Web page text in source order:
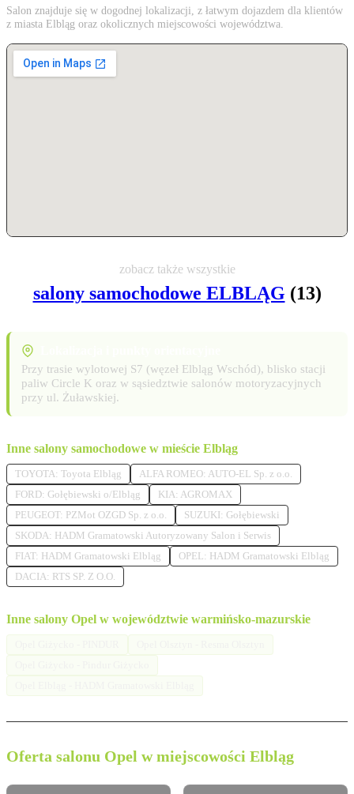
Salon znajduje się w dogodnej lokalizacji, z łatwym dojazdem dla klientów
z miasta Elbląg oraz okolicznych miejscowości województwa.
zobacz także wszystkie
salony samochodowe ELBLĄG (13)
Przy trasie wylotowej S7 (węzeł Elbląg Wschód), blisko stacji
paliw Circle K oraz w sąsiedztwie salonów motoryzacyjnych
przy ul. Żuławskiej.
Inne salony samochodowe w mieście Elbląg
TOYOTA: Toyota Elbląg
ALFA ROMEO: AUTO-EL Sp. z o.o.
FORD: Gołębiewski o/Elbląg
KIA: AGROMAX
PEUGEOT: PZMot OZGD Sp. z o.o.
SUZUKI: Gołębiewski
SKODA: HADM Gramatowski Autoryzowany Salon i Serwis
FIAT: HADM Gramatowski Elbląg
OPEL: HADM Gramatowski Elbląg
DACIA: RTS SP. Z O.O.
Inne salony Opel w województwie warmińsko-mazurskie
Oferta salonu Opel w miejscowości Elbląg